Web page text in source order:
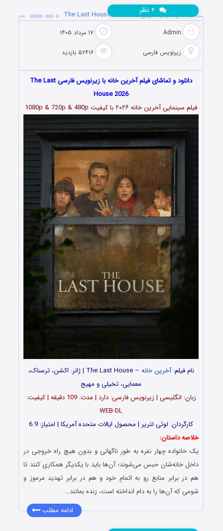
دانلود فیلم آخرین خانه The Last House 2026
Admin ۱۷ مرداد ۱۴۰۵
زیرنویس فارسی ۵۲۴۱۶ بازدید
نظر
دانلود و تماشای فیلم آخرین خانه با زیرنویس فارسی The Last
House 2026
فیلم سینمایی آخرین خانه ۲۰۲۶با کیفیت 1080p & 720p & 480p
نام فیلم:آخرین خانه
– The Last House | ژانر: اکشن، ترسناک،
معمایی، تخیلی و مهیج
زبان: انگلیسی | زیرنویس فارسی: دارد | مدت: 109 دقیقه | کیفیت:
WEB-DL
کارگردان: لوئی لتریر | محصول ایالات متحده آمریکا | امتیاز: 6.9
خلاصه داستان:
یک خانواده چهار نفره به طور ناگهانی و بدون هیچ راه خروجی در
داخل خانه‌شان حبس می‌شوند؛ آن‌ها باید با یکدیگر همکاری کنند تا
هم در برابر منابع رو به اتمامِ خود و هم در برابر تهدید مرموز و
شومی که آن‌ها را به دام انداخته است، زنده بمانند…
ادامه مطلب